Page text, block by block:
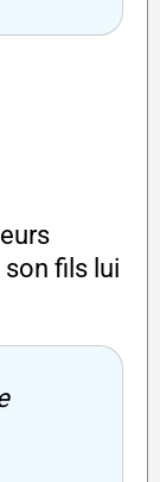
fils lui